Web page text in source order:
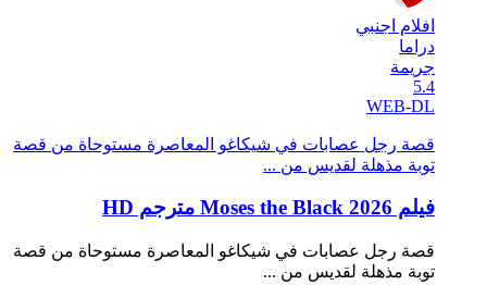
افلام اجنبي
دراما
جريمة
5.4
WEB-DL
قصة رجل عصابات في شيكاغو المعاصرة مستوحاة من قصة
توبة مذهلة لقديس من ...
فيلم Moses the Black 2026 مترجم HD
قصة رجل عصابات في شيكاغو المعاصرة مستوحاة من قصة
توبة مذهلة لقديس من ...